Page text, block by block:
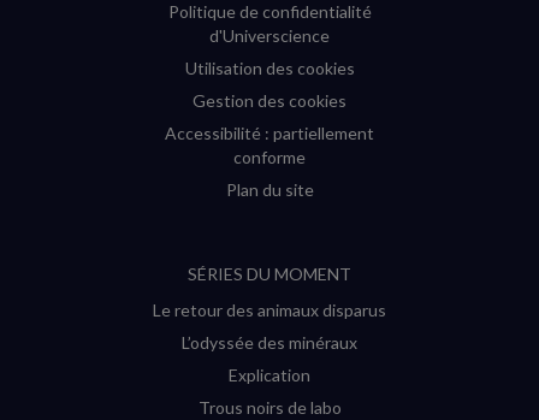
Politique de confidentialité
d'Universcience
Utilisation des cookies
Gestion des cookies
Accessibilité : partiellement
conforme
Plan du site
SÉRIES DU MOMENT
Le retour des animaux disparus
L’odyssée des minéraux
Explication
Trous noirs de labo